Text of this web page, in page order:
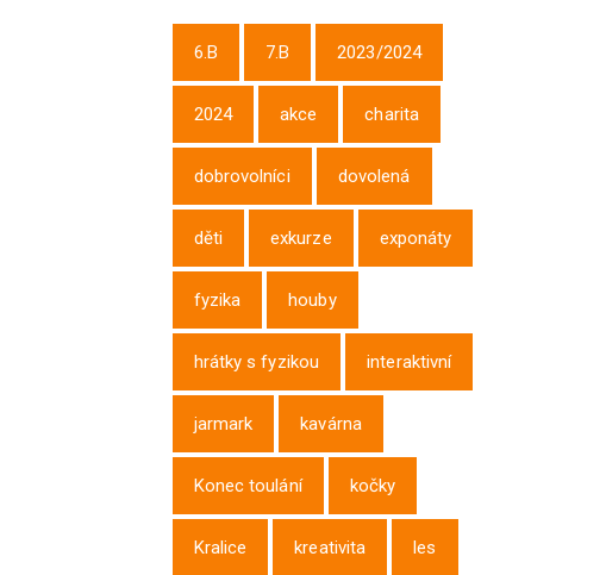
6.B 7.B 2023/2024
2024 akce charita
dobrovolníci dovolená
děti exkurze exponáty
fyzika houby
hrátky s fyzikou interaktivní
jarmark kavárna
Konec toulání kočky
Kralice kreativita les